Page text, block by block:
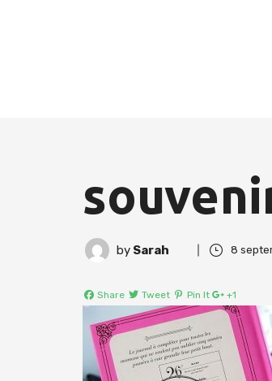
by Sarah 8
Share Tweet Pin It +1